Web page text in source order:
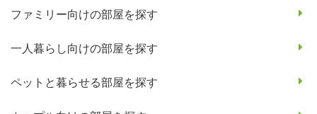
ファミリー向けの部屋を探す
一人暮らし向けの部屋を探す
ペットと暮らせる部屋を探す